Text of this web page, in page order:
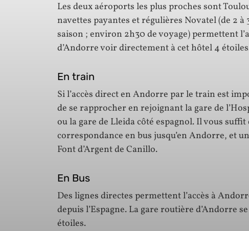
Les deux aéroports les plus proches sont
navettes payantes et régulières Novatel (de 2
saison ; environ 2h30 de voyage) permettent
d’Andorre voir directement à cet hôtel 4
En train
Si l’accès direct en Andorre par le train est
de se rapprocher en rejoignant la gare de
ou la gare de Lleida côté espagnol. Il vous
correspondance en bus jusqu’en Andorre, et
Font d’Argent de Canillo.
En Bus
Des lignes directes permettent l’accès à
depuis l’Espagne. La gare routière d’Andorre
étoiles.